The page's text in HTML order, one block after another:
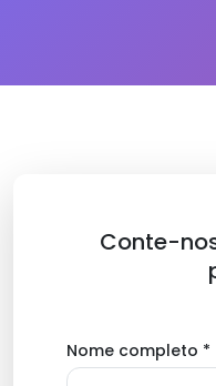
Conte-
Nome completo *